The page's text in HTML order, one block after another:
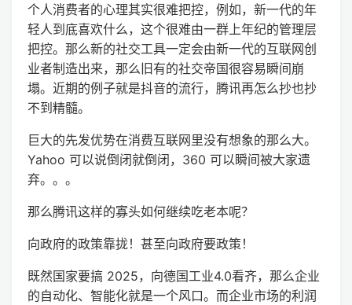
个人消费者的心理其实很难把控，例如，新一代的年
轻人到底喜欢什么，这个很难由一群上年纪的管理层
把控。那么新的社交工具一定会由新一代的互联网创
业者制造出来，那么旧有的社交帝国很容易瞬间崩
塌。近期的例子就是抖音的流行，腾讯再怎么抄也抄
不到精髓。
巨大的先发优势在消费互联网里没有想象的那么大。
Yahoo 可以说倒闭就倒闭，360 可以瞬间被大家遗
弃。。。
那么腾讯这样的寡头如何继续吃老本呢？
向政府的政策靠拢！甚至向政府要政策！
既然国家要搞 2025，向德国工业4.0看齐，那么企业
的自动化、智能化就是一个风口。而企业市场的利润